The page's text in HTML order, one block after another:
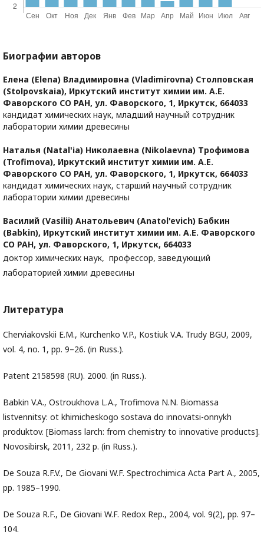
Биографии авторов
Елена (Elena) Владимировна (Vladimirovna) Столповская
(Stolpovskaia), Иркутский институт химии им. А.Е.
Фаворского СО РАН, ул. Фаворского, 1, Иркутск, 664033
кандидат химических наук, младший научный сотрудник
лаборатории химии древесины
Наталья (Natal'ia) Николаевна (Nikolaevna) Трофимова
(Trofimova), Иркутский институт химии им. А.Е.
Фаворского СО РАН, ул. Фаворского, 1, Иркутск, 664033
кандидат химических наук, старший научный сотрудник
лаборатории химии древесины
Василий (Vasilii) Анатольевич (Anatol'evich) Бабкин
(Babkin), Иркутский институт химии им. А.Е. Фаворского
СО РАН, ул. Фаворского, 1, Иркутск, 664033
доктор химических наук, профессор, заведующий
лабораторией химии древесины
Литература
Cherviakovskii E.M., Kurchenko V.P., Kostiuk V.A. Trudy BGU, 2009,
vol. 4, no. 1, pp. 9–26. (in Russ.).
Patent 2158598 (RU). 2000. (in Russ.).
Babkin V.A., Ostroukhova L.A., Trofimova N.N. Biomassa
listvennitsy: ot khimicheskogo sostava do innovatsi-onnykh
produktov. [Biomass larch: from chemistry to innovative products].
Novosibirsk, 2011, 232 p. (in Russ.).
De Souza R.F.V., De Giovani W.F. Spectrochimica Acta Part A., 2005,
pp. 1985–1990.
De Souza R.F., De Giovani W.F. Redox Rep., 2004, vol. 9(2), pp. 97–
104.